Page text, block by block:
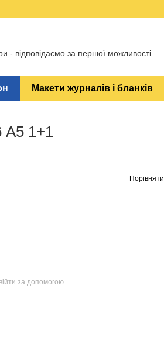
- відповідаємо за першої можливості
Макети журналів і бланків
А5 1+1
Порівняти
за допомогою